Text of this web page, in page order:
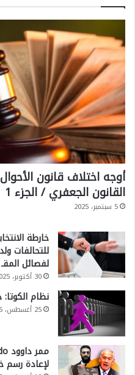
أوجه اختلاف قانون
القانون الجعفري / الجزء 1
5 سبتمبر، 2025
للتحالفات
لفصائل
30 أكتوبر، 2025
نظام
25 أغسطس، 2025
لإعادة رسم